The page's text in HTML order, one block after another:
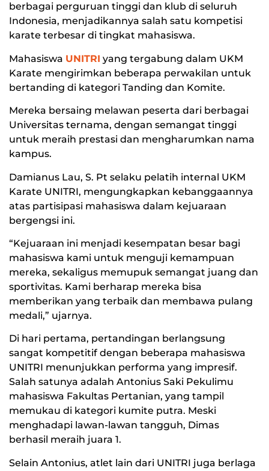
berbagai perguruan tinggi dan klub di seluruh
Indonesia, menjadikannya salah satu kompetisi
karate terbesar di tingkat mahasiswa.
Mahasiswa UNITRI yang tergabung dalam UKM
Karate mengirimkan beberapa perwakilan untuk
bertanding di kategori Tanding dan Komite.
Mereka bersaing melawan peserta dari berbagai
Universitas ternama, dengan semangat tinggi
untuk meraih prestasi dan mengharumkan nama
kampus.
Damianus Lau, S. Pt selaku pelatih internal UKM
Karate UNITRI, mengungkapkan kebanggaannya
atas partisipasi mahasiswa dalam kejuaraan
bergengsi ini.
“Kejuaraan ini menjadi kesempatan besar bagi
mahasiswa kami untuk menguji kemampuan
mereka, sekaligus memupuk semangat juang dan
sportivitas. Kami berharap mereka bisa
memberikan yang terbaik dan membawa pulang
medali,” ujarnya.
Di hari pertama, pertandingan berlangsung
sangat kompetitif dengan beberapa mahasiswa
UNITRI menunjukkan performa yang impresif.
Salah satunya adalah Antonius Saki Pekulimu
mahasiswa Fakultas Pertanian, yang tampil
memukau di kategori kumite putra. Meski
menghadapi lawan-lawan tangguh, Dimas
berhasil meraih juara 1.
Selain Antonius, atlet lain dari UNITRI juga berlaga